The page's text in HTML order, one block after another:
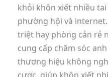
khỏi khôn xiết nhiều
phường hội và
triệt hay phòng cản rẻ
cung cấp chăm sóc
thương hiệu không